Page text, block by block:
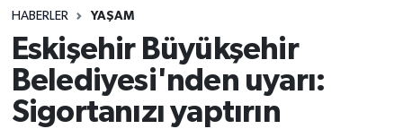
HABERLER YAŞAM
Eskişehir Büyükşehir
Belediyesi'nden uyarı:
Sigortanızı yaptırın
SPOR
YAŞAM
Son Dakika Haberleri
Haber Arşivi